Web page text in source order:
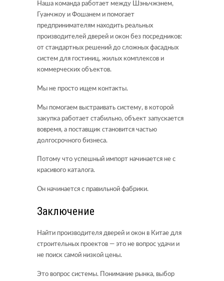
Наша команда работает между Шэньчжэнем,
Гуанчжоу и Фошанем и помогает
предпринимателям находить реальных
производителей дверей и окон без посредников:
от стандартных решений до сложных фасадных
систем для гостиниц, жилых комплексов и
коммерческих объектов.
Мы не просто ищем контакты.
Мы помогаем выстраивать систему, в которой
закупка работает стабильно, объект запускается
вовремя, а поставщик становится частью
долгосрочного бизнеса.
Потому что успешный импорт начинается не с
красивого каталога.
Он начинается с правильной фабрики.
Заключение
Найти производителя дверей и окон в Китае для
строительных проектов — это не вопрос удачи и
не поиск самой низкой цены.
Это вопрос системы. Понимание рынка, выбор